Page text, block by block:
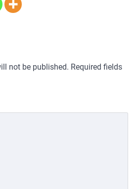
not be published. Required fields